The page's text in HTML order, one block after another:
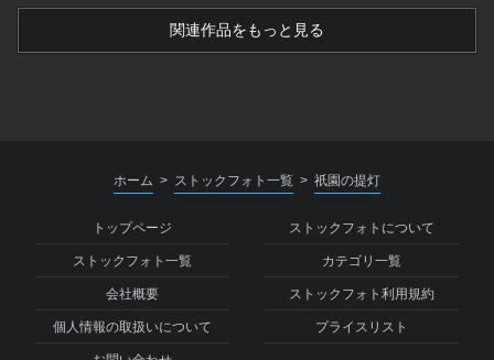
関連作品をもっと見る
ホーム > ストックフォト一覧 > 祇園の提灯
トップページ ストックフォトについて
ストックフォト一覧 カテゴリ一覧
会社概要 ストックフォト利用規約
個人情報の取扱いについて プライスリスト